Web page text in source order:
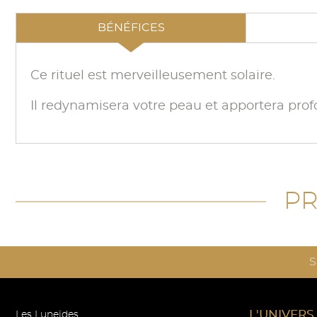
BÉNÉFICES
Ce rituel est merveilleusement solaire.
Il redynamisera votre peau et apportera
Les Luneïdes